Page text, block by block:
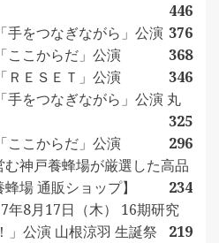
446
手をつなぎながら」公演 376
ここからだ」公演
368
ＲＥＳＥＴ」公演
346
手をつなぎながら」公演 丸
325
ここからだ」公演
296
神戸養蜂場が厳選した高品
場 通販ショップ】
234
年8月17日（木） 16期研究
」公演 山根涼羽 生誕祭
219